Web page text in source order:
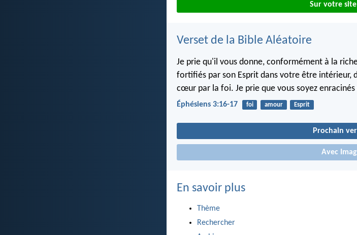
Sur votre
Verset de la Bible Aléatoire
Je prie qu'il vous donne, conformément à la
fortifiés par son Esprit dans votre être intérieur,
cœur par la foi. Je prie que vous soyez
Éphésiens 3:16-17 foi amour Esprit
Prochain
Avec
En savoir plus
Thème
Rechercher